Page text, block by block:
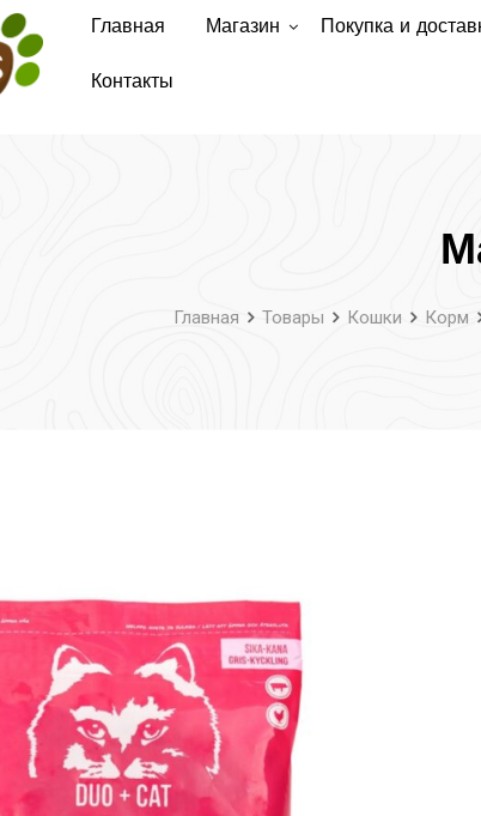
Главная Магазин Покупка и
Контакты
Главная Товары Кошки Корм